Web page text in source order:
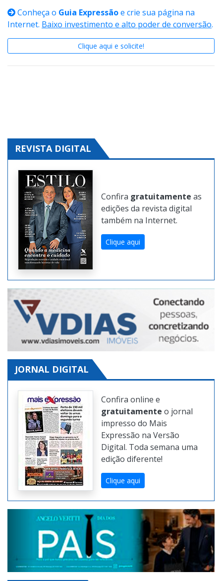
Conheça o Guia Expressão e crie sua página na
Internet. Baixo investimento e alto poder de conversão.
Clique aqui e solicite!
REVISTA DIGITAL
Confira gratuitamente as
edições da revista digital
também na Internet.
Clique aqui
JORNAL DIGITAL
Confira online e
gratuitamente o jornal
impresso do Mais
Expressão na Versão
Digital. Toda semana uma
edição diferente!
Clique aqui